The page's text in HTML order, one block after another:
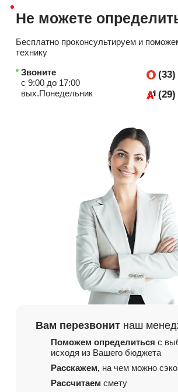
Не можете
Бесплатно проконсультируем и
технику
Звоните
с 9:00 до 17:00
вых.Понедельник
(33)
(29)
Вам перезвонит наш
Поможем определитьсяс
исходя из Вашего бюджета
Расскажем, на чем можно
Рассчитаемсмету